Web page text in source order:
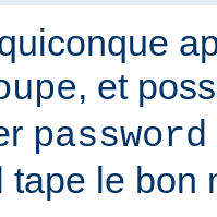
, et
password
tape le bon